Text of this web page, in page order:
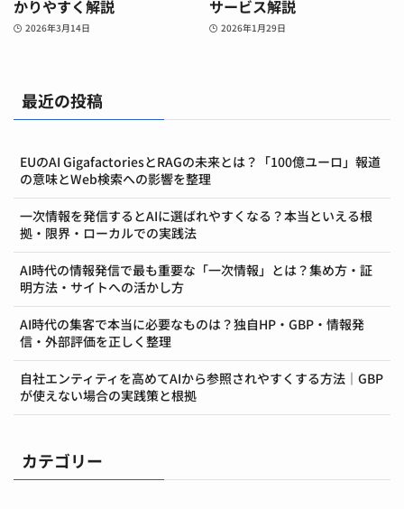
かりやすく解説
2026年3月14日
サービス解説
2026年1月29日
最近の投稿
EUのAI GigafactoriesとRAGの未来とは？「100億ユーロ」報道
の意味とWeb検索への影響を整理
一次情報を発信するとAIに選ばれやすくなる？本当といえる根
拠・限界・ローカルでの実践法
AI時代の情報発信で最も重要な「一次情報」とは？集め方・証
明方法・サイトへの活かし方
AI時代の集客で本当に必要なものは？独自HP・GBP・情報発
信・外部評価を正しく整理
自社エンティティを高めてAIから参照されやすくする方法｜GBP
が使えない場合の実践策と根拠
カテゴリー